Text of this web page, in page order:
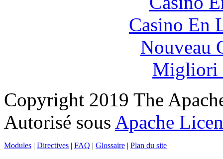
Casino En
Nouveau
Migliori
Copyright 2019 The
Autorisé sous Apache
Modules | Directives | FAQ | Glossaire | Plan du site